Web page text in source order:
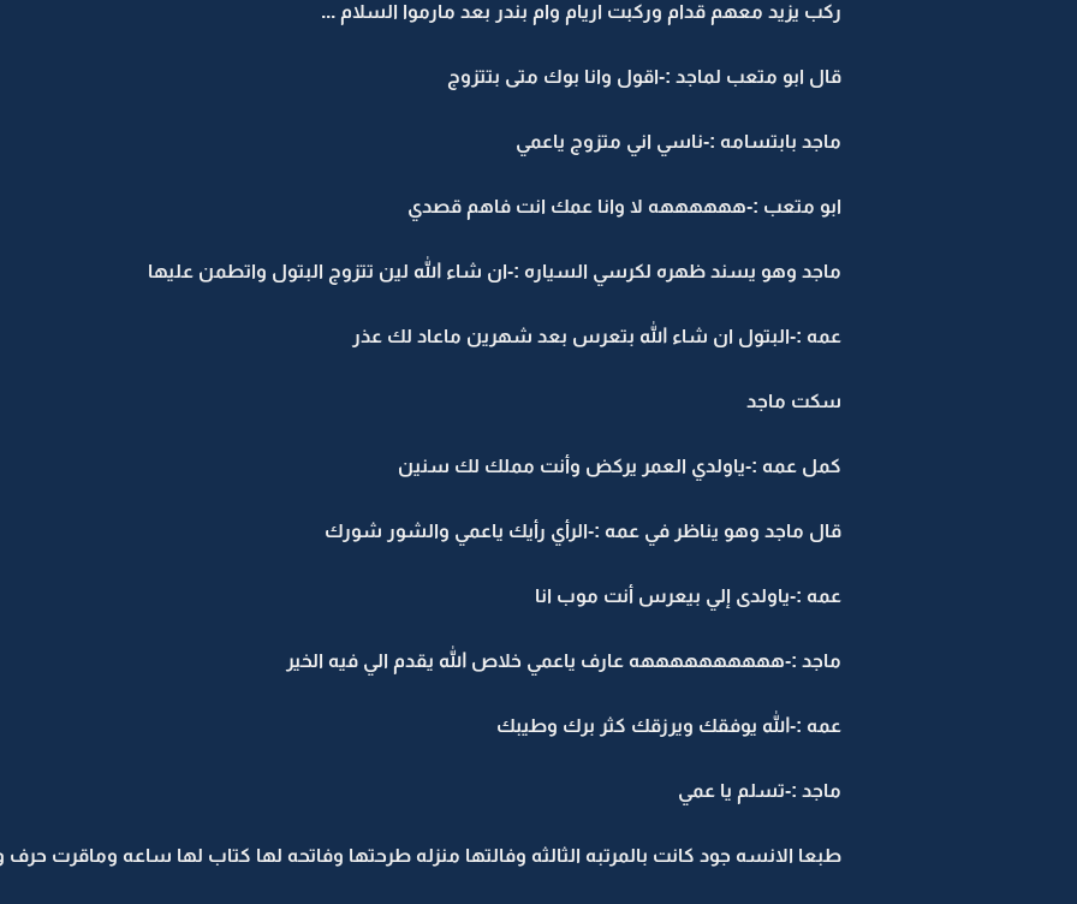
ركب يزيد معهم قدام وركبت اريام وام بندر بعد مارموا السلام ...
قال ابو متعب لماجد :-اقول وانا بوك متى بتتزوج
ماجد بابتسامه :-ناسي اني متزوج ياعمي
ابو متعب :-ههههههه لا وانا عمك انت فاهم قصدي
ماجد وهو يسند ظهره لكرسي السياره :-ان شاء الله لين تتزوج البتول واتطمن عليها
عمه :-البتول ان شاء الله بتعرس بعد شهرين ماعاد لك عذر
سكت ماجد
كمل عمه :-ياولدي العمر يركض وأنت مملك لك سنين
قال ماجد وهو يناظر في عمه :-الرأي رأيك ياعمي والشور شورك
عمه :-ياولدى إلي بيعرس أنت موب انا
ماجد :-ههههههههههه عارف ياعمي خلاص الله يقدم الي فيه الخير
عمه :-الله يوفقك ويرزقك كثر برك وطيبك
ماجد :-تسلم يا عمي
طبعا الانسه جود كانت بالمرتبه الثالثه وفالتها منزله طرحتها وفاتحه لها كتاب لها ساعه وماقرت حرف